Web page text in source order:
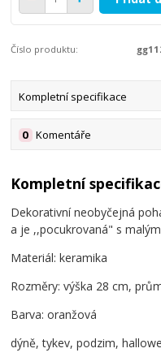
Číslo produktu:
Kompletní specifikace
Komentáře
0
Kompletní
Dekorativní neobyčejná
a je ,,pocukrovaná" s
Materiál: keramika
Rozměry: výška 28 cm,
Barva: oranžová
dýně, tykev, podzim,